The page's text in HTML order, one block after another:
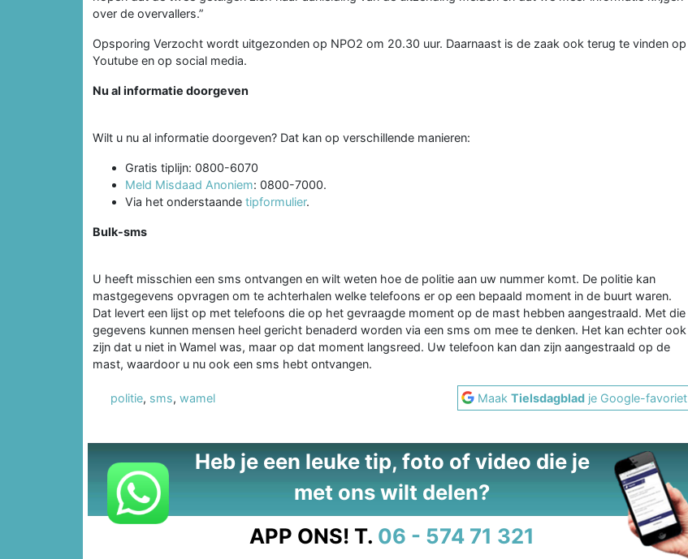
over de overvallers.”
Opsporing Verzocht wordt uitgezonden op NPO2 om 20.30 uur. Daarnaast is de zaak ook terug te vinden op
Youtube en op social media.
Nu al informatie doorgeven
Wilt u nu al informatie doorgeven? Dat kan op verschillende manieren:
Gratis tiplijn: 0800-6070
Meld Misdaad Anoniem: 0800-7000.
Via het onderstaande tipformulier.
Bulk-sms
U heeft misschien een sms ontvangen en wilt weten hoe de politie aan uw nummer komt. De politie kan
mastgegevens opvragen om te achterhalen welke telefoons er op een bepaald moment in de buurt waren.
Dat levert een lijst op met telefoons die op het gevraagde moment op de mast hebben aangestraald. Met die
gegevens kunnen mensen heel gericht benaderd worden via een sms om mee te denken. Het kan echter ook
zijn dat u niet in Wamel was, maar op dat moment langsreed. Uw telefoon kan dan zijn aangestraald op de
mast, waardoor u nu ook een sms hebt ontvangen.
politie, sms, wamel MaakTielsdagblad je Google-favoriet
Heb je een leuke tip, foto of video die je
met ons wilt delen?
APP ONS! T. 06 - 574 71 321